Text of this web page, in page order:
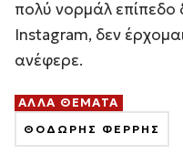
πολύ νορμάλ επίπεδο
Instagram, δεν
ανέφερε.
ΑΛΛΑ ΘΕΜΑΤΑ
ΘΟΔΩΡΗΣ ΦΕΡΡΗΣ